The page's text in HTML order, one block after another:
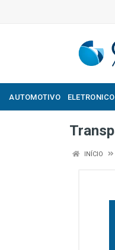
AUTOMOTIVO
INÍCIO